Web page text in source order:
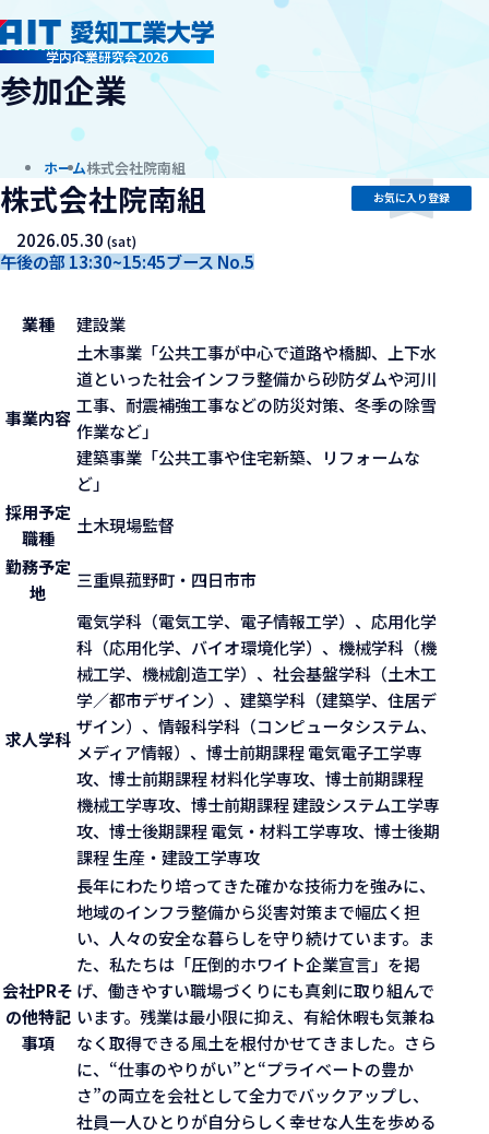
学内企業研究会2026
company
参加企業
ホーム株式会社院南組
株式会社院南組
2026.05.30(sat)
午後の部 13:30~15:45ブース No.5
お気に入り登録
業種 建設業
事業内容
土木事業「公共工事が中心で道路や橋脚、上下水
道といった社会インフラ整備から砂防ダムや河川
工事、耐震補強工事などの防災対策、冬季の除雪
作業など」
建築事業「公共工事や住宅新築、リフォームな
ど」
採用予定
職種
土木現場監督
勤務予定
地
三重県菰野町・四日市市
求人学科
電気学科（電気工学、電子情報工学）、応用化学
科（応用化学、バイオ環境化学）、機械学科（機
械工学、機械創造工学）、社会基盤学科（土木工
学／都市デザイン）、建築学科（建築学、住居デ
ザイン）、情報科学科（コンピュータシステム、
メディア情報）、博士前期課程 電気電子工学専
攻、博士前期課程 材料化学専攻、博士前期課程
機械工学専攻、博士前期課程 建設システム工学専
攻、博士後期課程 電気・材料工学専攻、博士後期
課程 生産・建設工学専攻
会社PRそ
の他特記
事項
長年にわたり培ってきた確かな技術力を強みに、
地域のインフラ整備から災害対策まで幅広く担
い、人々の安全な暮らしを守り続けています。ま
た、私たちは「圧倒的ホワイト企業宣言」を掲
げ、働きやすい職場づくりにも真剣に取り組んで
います。残業は最小限に抑え、有給休暇も気兼ね
なく取得できる風土を根付かせてきました。さら
に、“仕事のやりがい”と“プライベートの豊か
さ”の両立を会社として全力でバックアップし、
社員一人ひとりが自分らしく幸せな人生を歩める